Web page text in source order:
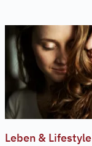
Leben & Lifestyle